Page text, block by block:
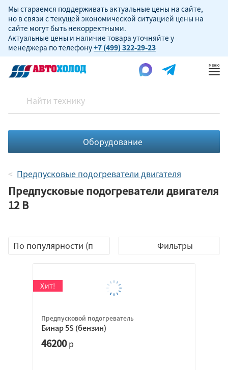
Мы стараемся поддерживать актуальные цены на сайте,
но в связи с текущей экономической ситуацией цены на
сайте могут быть некорректными.
Актуальные цены и наличие товара уточняйте у
менеджера по телефону+7 (499) 322-29-23
Оборудование
Предпусковые подогреватели двигателя
Предпусковые подогреватели двигателя
12 В
Фильтры
Предпусковой подогреватель
Бинар 5S (бензин)
46200р